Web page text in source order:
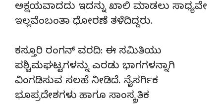
ಅಕ್ಷಯವಾದದು ಇದನ್ನು ಖಾಲಿ ಮಾಡಲು ಸಾಧ್ಯವೇ
ಇಲ್ಲವೆಂಬಂತಾ ಧೋರಣೆ ತಳೆದಿದ್ದರು.
ಕಸ್ತೂರಿ ರಂಗನ್ ವರದಿ: ಈ ಸಮಿತಿಯು
ಪಶ್ಚಿಮಘಟ್ಟಗಳನ್ನು ಎರಡು ಭಾಗಗಳನ್ನಾಗಿ
ವಿಂಗಡಿಸುವ ಸಲಹೆ ನೀಡಿದೆ. ನೈಸರ್ಗಿಕ
ಭೂಪ್ರದೇಶಗಳು ಹಾಗೂ ಸಾಂಸ್ಕ್ರತಿಕ